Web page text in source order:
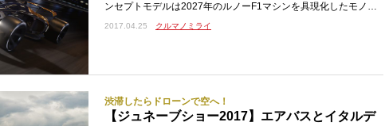
ンセプトモデルは2027年のルノーF1マシンを具現化したモノ。4
のようなカタチになっているかをルノーが表現したのである。彼
2017.04.25 クルマノミライ
渋滞したらドローンで空へ！
【ジュネーブショー2017】エアバスとイタルデ